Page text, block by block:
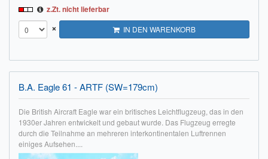
z.Zt. nicht lieferbar
× IN DEN WARENKORB
B.A. Eagle 61 - ARTF (SW=179cm)
Die British Aircraft Eagle war ein britisches Leichtflugzeug, das in den
1930er Jahren entwickelt und gebaut wurde. Das Flugzeug erregte
durch die Teilnahme an mehreren interkontinentalen Luftrennen
einiges Aufsehen....